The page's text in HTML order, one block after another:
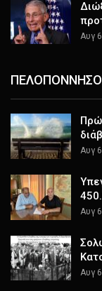
Αυγ
Αυγ
Αυγ
Αυγ